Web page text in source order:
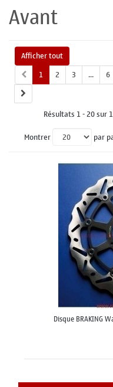
Avant
Afficher tout
1
2 3 ... 6
Résultats 1 - 20 sur
Montrer
par
Disque BRAKING